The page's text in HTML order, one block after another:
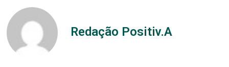
Redação Positiv.A